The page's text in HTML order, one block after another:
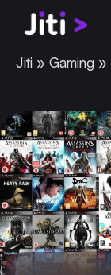
Aller au contenu
Jiti » Gaming »